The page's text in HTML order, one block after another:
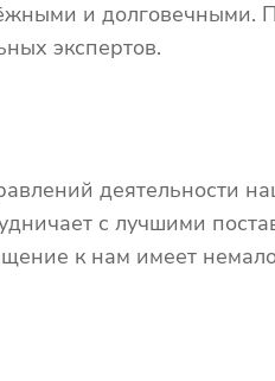
и
экспертов.
деятельности
с лучшими
к нам имеет